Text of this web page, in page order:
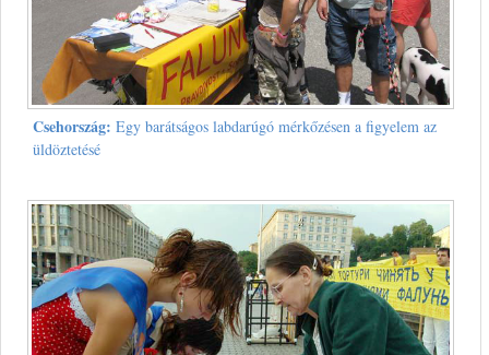
Csehország: Egy barátságos labdarúgó mérkőzésen a figyelem az
üldöztetésé